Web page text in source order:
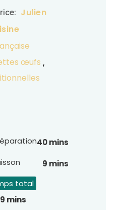
Julien
œufs ,
40 mins
9 mins
total
mins